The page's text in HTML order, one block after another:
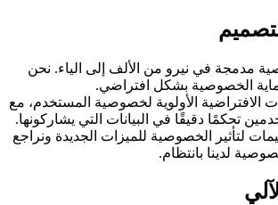
مدمجة في نيرو من الألف إلى الياء. نحن
الخصوصية بشكل افتراضي.
الافتراضية الأولوية لخصوصية المستخدم، مع
تحكمًا دقيقًا في البيانات التي يشاركونها.
لتأثير الخصوصية للميزات الجديدة ونراجع
لدينا بانتظام.